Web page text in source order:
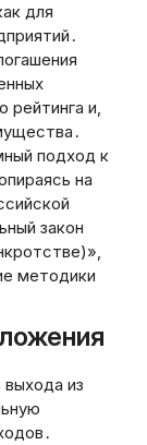
для
рейтинга и‚
подход к
на
закон
методики
из